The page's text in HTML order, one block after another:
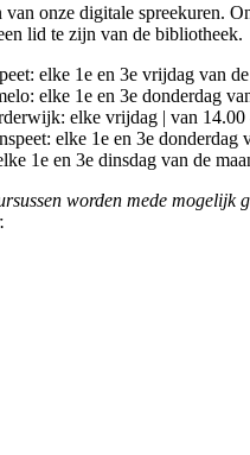
van onze digitale spreekuren.
lid te zijn van de bibliotheek.
elke 1e en 3e vrijdag van
elke 1e en 3e donderdag
elke vrijdag | van 14.00
elke 1e en 3e donderdag
1e en 3e dinsdag van de
worden mede mogelijk